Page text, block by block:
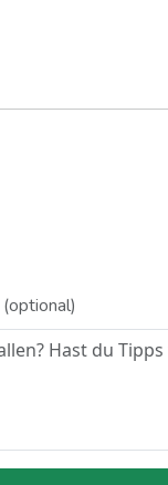
(optional)